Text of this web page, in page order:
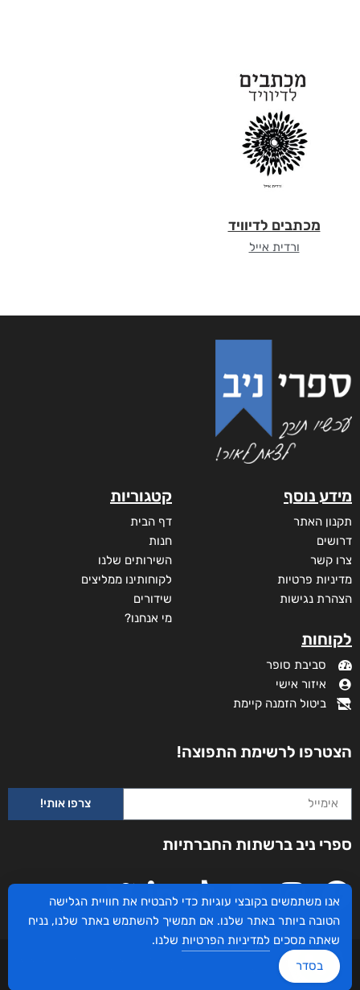
מכתבים לדיוויד
ורדית אייל
מידע נוסף
תקנון האתר
דרושים
צרו קשר
מדיניות פרטיות
הצהרת נגישות
לקוחות
סביבת סופר
איזור אישי
ביטול הזמנה קיימת
קטגוריות
דף הבית
חנות
השירותים שלנו
לקוחותינו ממליצים
שידורים
מי אנחנו?
הצטרפו לרשימת התפוצה!
צרפו אותי!
ספרי ניב ברשתות החברתיות
עיצוב ובניית האתר: ספרי ניב © כל הזכויות שמורות. בוקסאי טכנולוגיות בע"מ שד אבא
אנו משתמשים בקובצי עוגיות כדי להבטיח את חוויית הגלישה
הטובה ביותר באתר שלנו. אם תמשיך להשתמש באתר שלנו, נניח
שאתה מסכים למדיניות הפרטיות שלנו.
בסדר